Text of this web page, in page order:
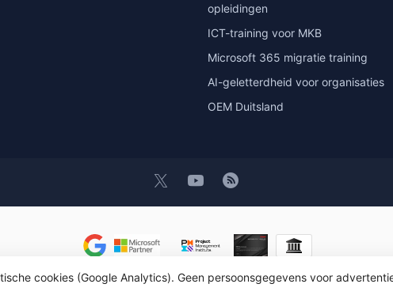
opleidingen
ICT-training voor MKB
Microsoft 365 migratie training
AI-geletterdheid voor organisaties
OEM Duitsland
OEM ICT Trainingen & Advies- Powered byLightspeed-Lightspeed design
cookies (Google Analytics). Geen persoonsgegevens voor